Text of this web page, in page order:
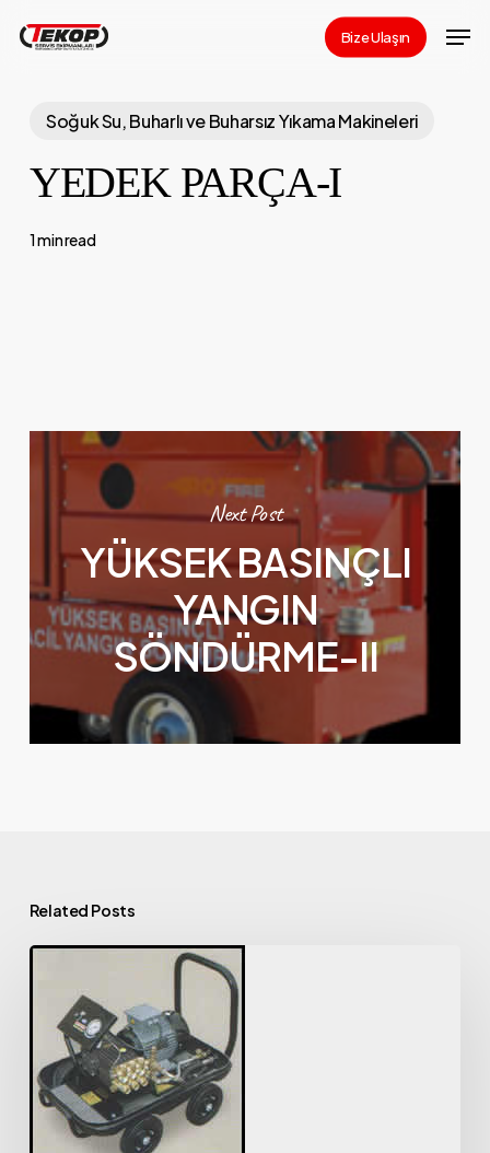
content
Bize Ulaşın
Soğuk Su, Buharlı ve Buharsız Yıkama Makineleri
YEDEK PARÇA-I
1 min read
Next Post
YÜKSEK BASINÇLI
YANGIN
SÖNDÜRME-II
Related Posts